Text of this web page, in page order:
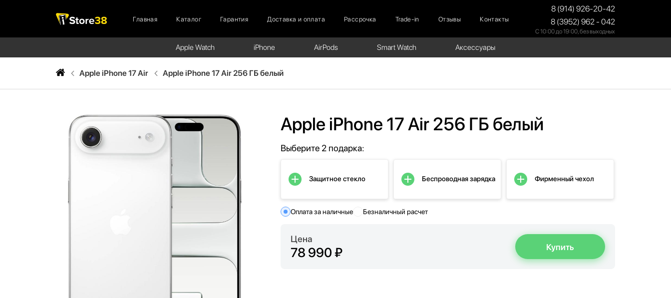
Главная Каталог Гарантия Доставка и оплата Рассрочка Trade-in Отзывы Контакты
8 (914) 926-20-42
8 (3952) 962 - 042
С 10:00 до 19:00, без выходных
Apple Watch iPhone AirPods Smart Watch Аксессуары
Apple iPhone 17 Air Apple iPhone 17 Air 256 ГБ белый
Apple iPhone 17 Air 256 ГБ белый
Оплата за наличные Безналичный расчет
Цена
78 990 ₽ Купить
Выберите 2 подарка:
Защитное стекло Беспроводная зарядка Фирменный чехол